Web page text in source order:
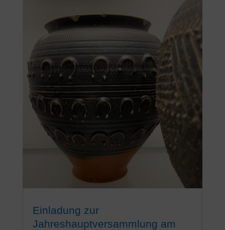
Einladung zur
Jahreshauptversammlung am